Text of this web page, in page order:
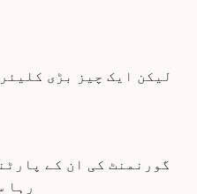
لیکن ایک چیز بڑی
گورنمنٹ کی ان کے
رہا